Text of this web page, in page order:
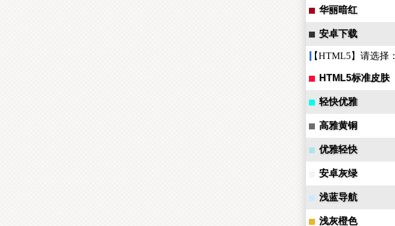
华丽暗红
安卓下载
【HTML5】请选择：
HTML5标准皮肤
轻快优雅
高雅黄铜
优雅轻快
安卓灰绿
浅蓝导航
浅灰橙色